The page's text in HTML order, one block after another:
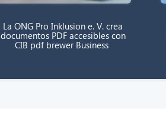
La ONG Pro Inklusion e. V. crea
documentos PDF accesibles con
CIB pdf brewer Business